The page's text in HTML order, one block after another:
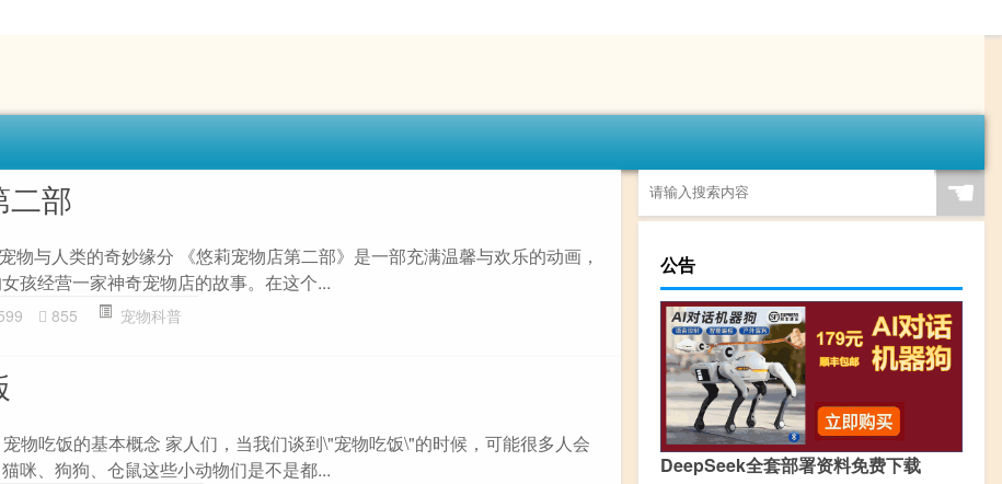
二部
物与人类的奇妙缘分 《悠莉宠物店第二部》是一部充满温馨与欢乐的动画，
孩经营一家神奇宠物店的故事。在这个...
855 宠物科普
物吃饭的基本概念 家人们，当我们谈到\"宠物吃饭\"的时候，可能很多人会
咪、狗狗、仓鼠这些小动物们是不是都...
☚
公告
DeepSeek全套部署资料免费下载